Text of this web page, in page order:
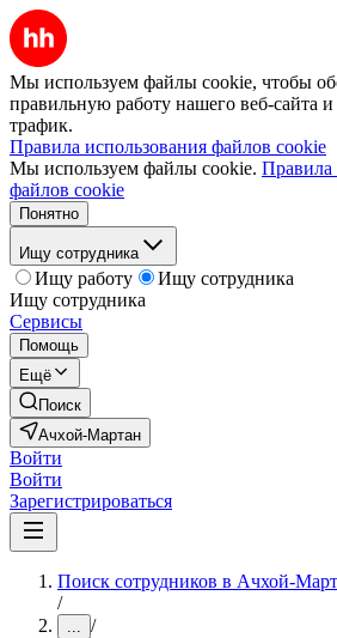
Мы используем файлы cookie, чтобы
правильную работу нашего веб-сайта и
трафик.
Правила использования файлов cookie
Мы используем файлы cookie. Правила
файлов cookie
Понятно
Ищу сотрудника
Ищу работу
Ищу сотрудника
Ищу сотрудника
Сервисы
Помощь
Ещё
Поиск
Ачхой-Мартан
Войти
Войти
Зарегистрироваться
Поиск сотрудников в Ачхой-
/
... /